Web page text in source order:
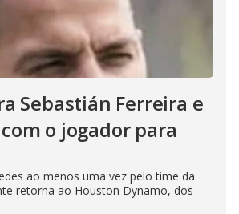
Sebastián Ferreira e
o jogador para
ao menos uma vez pelo time da
retorna ao Houston Dynamo, dos